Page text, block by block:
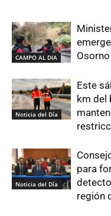
CAMPO AL DIA
Noticia del Día
Este
km del
Noticia del Día
para
región